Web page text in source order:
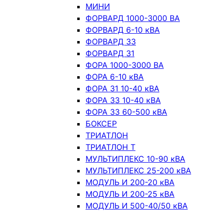
МИНИ
ФОРВАРД 1000-3000 ВА
ФОРВАРД 6-10 кВА
ФОРВАРД 33
ФОРВАРД 31
ФОРА 1000-3000 ВА
ФОРА 6-10 кВА
ФОРА 31 10-40 кВА
ФОРА 33 10-40 кВА
ФОРА 33 60-500 кВА
БОКСЕР
ТРИАТЛОН
ТРИАТЛОН Т
МУЛЬТИПЛЕКС 10-90 кВА
МУЛЬТИПЛЕКС 25-200 кВА
МОДУЛЬ И 200-20 кВА
МОДУЛЬ И 200-25 кВА
МОДУЛЬ И 500-40/50 кВА